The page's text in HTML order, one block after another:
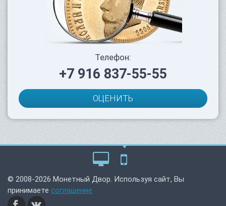
Телефон:
+7 916 837-55-55
ОЦЕНИТЬ
© 2008-2026 Монетный Двор. Используя сайт, Вы
принимаете соглашение